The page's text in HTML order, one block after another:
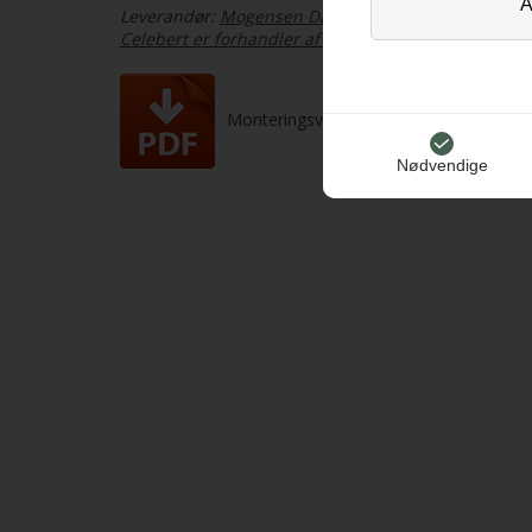
Nødvendige
Leverandør: Mogensen Danmark
Celebert er forhandler af det komplette
Monteringsvejledning